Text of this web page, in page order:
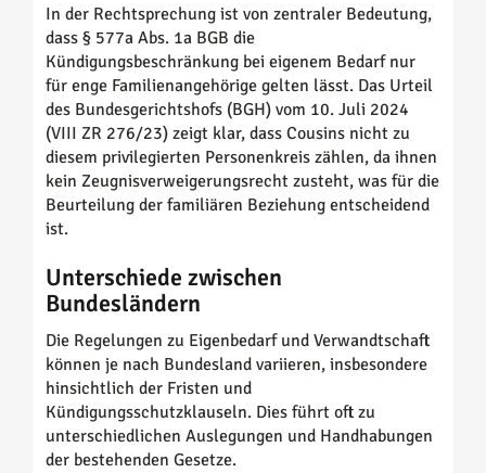
In der Rechtsprechung ist von zentraler Bedeutung,
dass § 577a Abs. 1a BGB die
Kündigungsbeschränkung bei eigenem Bedarf nur
für enge Familienangehörige gelten lässt. Das Urteil
des Bundesgerichtshofs (BGH) vom 10. Juli 2024
(VIII ZR 276/23) zeigt klar, dass Cousins nicht zu
diesem privilegierten Personenkreis zählen, da ihnen
kein Zeugnisverweigerungsrecht zusteht, was für die
Beurteilung der familiären Beziehung entscheidend
ist.
Unterschiede zwischen
Bundesländern
Die Regelungen zu Eigenbedarf und Verwandtschaft
können je nach Bundesland variieren, insbesondere
hinsichtlich der Fristen und
Kündigungsschutzklauseln. Dies führt oft zu
unterschiedlichen Auslegungen und Handhabungen
der bestehenden Gesetze.